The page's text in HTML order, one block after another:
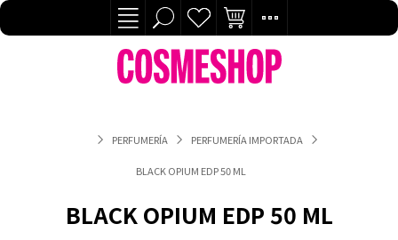
PERFUMERÍA PERFUMERÍA IMPORTADA
BLACK OPIUM EDP 50 ML
BLACK OPIUM EDP 50 ML